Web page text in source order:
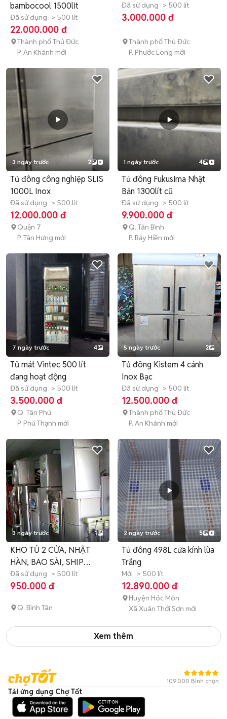
bambocool 1500lit
Đã sử dụng > 500 lít
22.000.000 đ
Thành phố Thủ Đức
P. An Khánh mới
Đã sử dụng > 500 lít
3.000.000 đ
Thành phố Thủ Đức
P. Phước Long mới
3 ngày trước 2
Tủ đông công nghiệp SLIS
1000L Inox
Đã sử dụng > 500 lít
12.000.000 đ
Quận 7
P. Tân Hưng mới
1 ngày trước 4
Tủ đông Fukusima Nhật
Bản 1300lít cũ
Đã sử dụng > 500 lít
9.900.000 đ
Q. Tân Bình
P. Bảy Hiền mới
7 ngày trước 4
Tủ mát Vintec 500 lít
đang hoạt động
Đã sử dụng > 500 lít
3.500.000 đ
Q. Tân Phú
P. Phú Thạnh mới
5 ngày trước 2
Tủ đông Kistem 4 cánh
Inox Bạc
Đã sử dụng > 500 lít
12.500.000 đ
Thành phố Thủ Đức
P. An Khánh mới
3 ngày trước 1
KHO TỦ 2 CỬA, NHẬT
HÀN, BAO SÀI, SHIP
TOÀN QUỐC
Đã sử dụng > 500 lít
950.000 đ
Q. Bình Tân
2 ngày trước 5
Tủ đông 498L cửa kính lùa
Trắng
Mới > 500 lít
12.890.000 đ
Huyện Hóc Môn
Xã Xuân Thới Sơn mới
Xem thêm
109.000 Bình chọn
Tải ứng dụng Chợ Tốt